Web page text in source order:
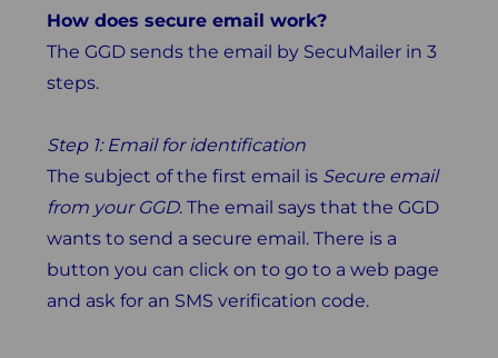
How does secure email work?
The GGD sends the email by SecuMailer in 3
steps.
Step 1: Email for identification
The subject of the first email is Secure email
from your GGD. The email says that the GGD
wants to send a secure email. There is a
button you can click on to go to a web page
and ask for an SMS verification code.